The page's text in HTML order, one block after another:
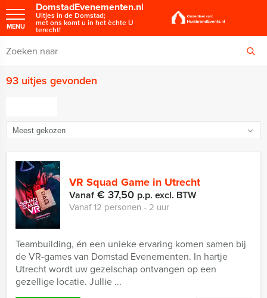
DomstadEvenementen.nl
Uitjes in de Domstad;
met ons komt u in het èchte U
terecht!
MENU
93 uitjes gevonden
VR Squad Game in Utrecht
Vanaf€ 37,50 p.p. excl. BTW
Vanaf 12 personen ‐ 2 uur
Teambuilding, én een unieke ervaring komen samen bij
de VR-games van Domstad Evenementen. In hartje
Utrecht wordt uw gezelschap ontvangen op een
gezellige locatie. Jullie ...